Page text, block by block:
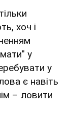
хоч і
у
у
є навіть
– ловити